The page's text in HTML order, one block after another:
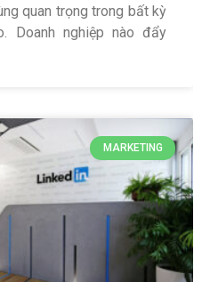
quan trọng trong bất kỳ
Doanh nghiệp nào đẩy
MARKETING